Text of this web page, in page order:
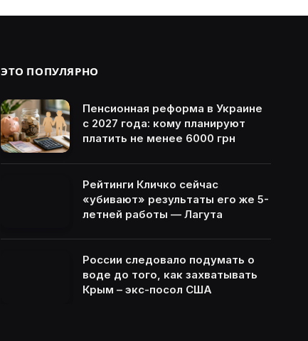
ЭТО ПОПУЛЯРНО
Пенсионная реформа в Украине
с 2027 года: кому планируют
платить не менее 6000 грн
Рейтинги Кличко сейчас
«убивают» результаты его же 5-
летней работы — Лагута
России следовало подумать о
воде до того, как захватывать
Крым – экс-посол США